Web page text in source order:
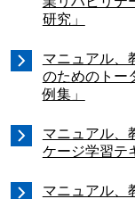
研究」
マニュアル
のためのトー
例集」
マニュアル
ケージ学習テ
マニュアル、